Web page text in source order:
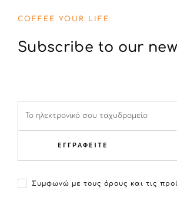
COFFEE YOUR LIFE
Subscribe to our
ΕΓΓΡΑΦΕΙΤΕ
Συμφωνώ με τους όρους και τις